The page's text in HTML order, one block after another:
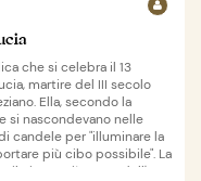
che si celebra il 13
martire del III secolo
Ella, secondo la
si nascondevano nelle
candele per "illuminare la
più cibo possibile". La
il giorno più corto dell'anno